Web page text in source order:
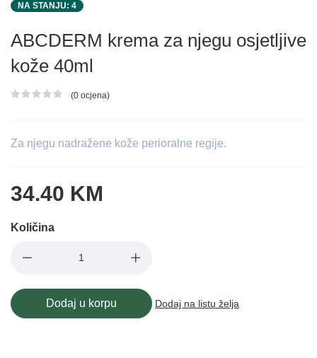
NA STANJU: 4
ABCDERM krema za njegu osjetljive
kože 40ml
Ocjena proizvoda
(0 ocjena)
Za njegu nadražene kože perioralne regije.
34.40 KM
Količina
Dodaj u korpu Dodaj na listu želja